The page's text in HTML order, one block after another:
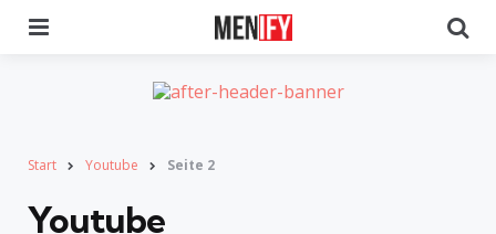
Start Youtube Seite 2
Youtube